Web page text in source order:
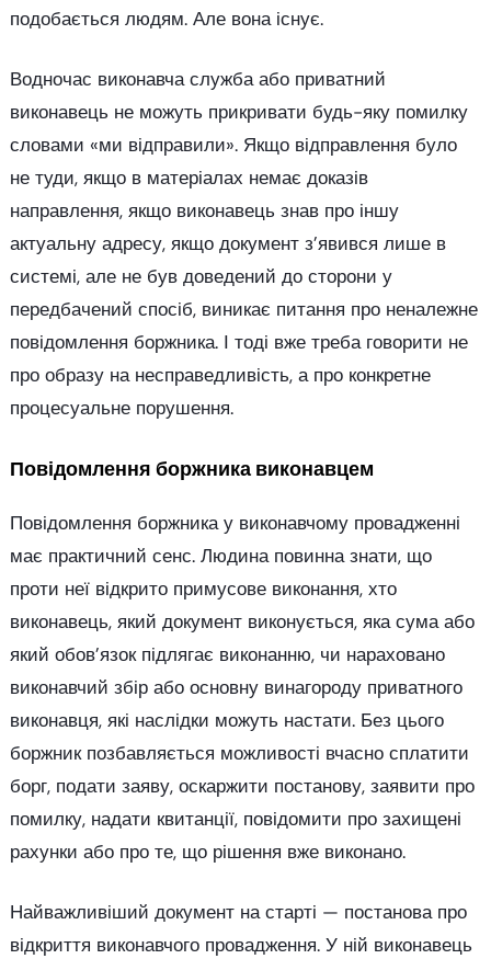
подобається людям. Але вона існує.
Водночас виконавча служба або приватний
виконавець не можуть прикривати будь-яку помилку
словами «ми відправили». Якщо відправлення було
не туди, якщо в матеріалах немає доказів
направлення, якщо виконавець знав про іншу
актуальну адресу, якщо документ з’явився лише в
системі, але не був доведений до сторони у
передбачений спосіб, виникає питання про неналежне
повідомлення боржника. І тоді вже треба говорити не
про образу на несправедливість, а про конкретне
процесуальне порушення.
Повідомлення боржника виконавцем
Повідомлення боржника у виконавчому провадженні
має практичний сенс. Людина повинна знати, що
проти неї відкрито примусове виконання, хто
виконавець, який документ виконується, яка сума або
який обов’язок підлягає виконанню, чи нараховано
виконавчий збір або основну винагороду приватного
виконавця, які наслідки можуть настати. Без цього
боржник позбавляється можливості вчасно сплатити
борг, подати заяву, оскаржити постанову, заявити про
помилку, надати квитанції, повідомити про захищені
рахунки або про те, що рішення вже виконано.
Найважливіший документ на старті — постанова про
відкриття виконавчого провадження. У ній виконавець